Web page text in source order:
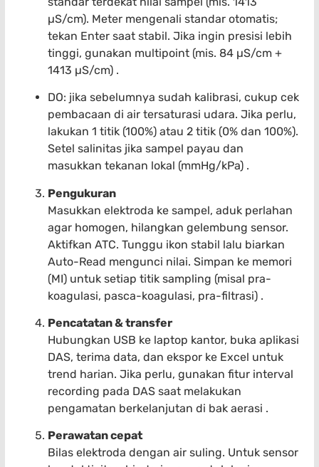
µS/cm). Meter mengenali standar otomatis;
tekan Enter saat stabil. Jika ingin presisi lebih
tinggi, gunakan multipoint (mis. 84 µS/cm +
1413 µS/cm) .
DO: jika sebelumnya sudah kalibrasi, cukup cek
pembacaan di air tersaturasi udara. Jika perlu,
lakukan 1 titik (100%) atau 2 titik (0% dan 100%).
Setel salinitas jika sampel payau dan
masukkan tekanan lokal (mmHg/kPa) .
Pengukuran
Masukkan elektroda ke sampel, aduk perlahan
agar homogen, hilangkan gelembung sensor.
Aktifkan ATC. Tunggu ikon stabil lalu biarkan
Auto-Read mengunci nilai. Simpan ke memori
(MI) untuk setiap titik sampling (misal pra-
koagulasi, pasca-koagulasi, pra-filtrasi) .
Pencatatan & transfer
Hubungkan USB ke laptop kantor, buka aplikasi
DAS, terima data, dan ekspor ke Excel untuk
trend harian. Jika perlu, gunakan fitur interval
recording pada DAS saat melakukan
pengamatan berkelanjutan di bak aerasi .
Perawatan cepat
Bilas elektroda dengan air suling. Untuk sensor